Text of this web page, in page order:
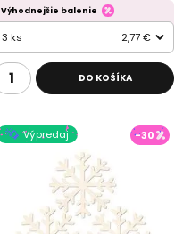
Výhodnejšie balenie
3 ks 2,77 €
DO KOŠÍKA
Výpredaj -30